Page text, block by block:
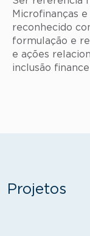
Microfinanças
reconhecido
formulação e
e ações
inclusão
Projetos